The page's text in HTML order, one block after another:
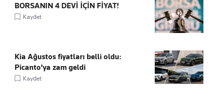
BORSANIN 4 DEVİ İÇİN FİYAT!
Kaydet
Kia Ağustos fiyatları belli oldu:
Picanto'ya zam geldi
Kaydet